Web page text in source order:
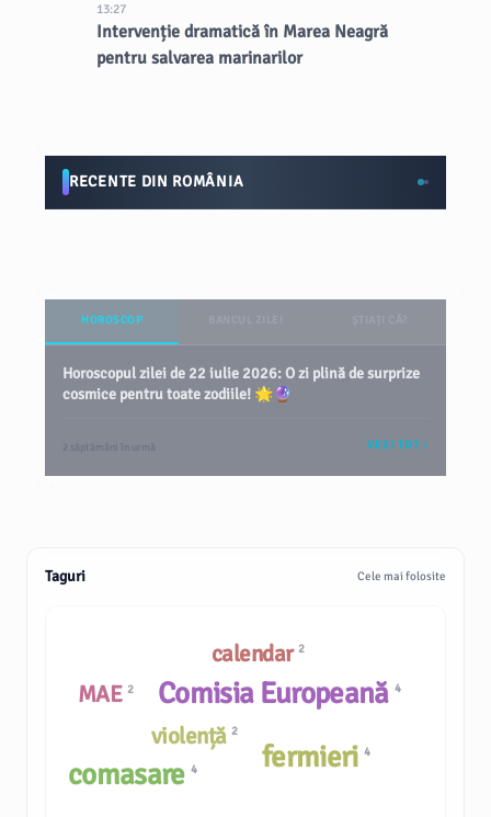
13:27
Intervenție dramatică în Marea Neagră
pentru salvarea marinarilor
RECENTE DIN ROMÂNIA
HOROSCOP
Horoscopul zilei de 22 iulie 2026: O zi plină de surprize
cosmice pentru toate zodiile! 🌟🔮
2 săptămâni în urmă VEZI TOT
Taguri Cele mai folosite
violență 2
comasare 4 fermieri 4
calendar 2
Comisia Europeană 4
MAE 2